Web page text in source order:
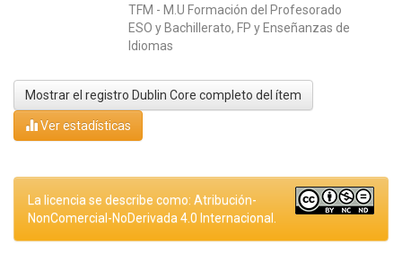
TFM - M.U Formación del Profesorado
ESO y Bachillerato, FP y Enseñanzas de
Idiomas
Mostrar el registro Dublin Core completo del ítem
Ver estadísticas
La licencia se describe como: Atribución-
NonComercial-NoDerivada 4.0 Internacional.